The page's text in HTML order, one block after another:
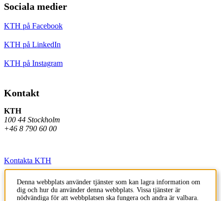
Sociala medier
KTH på Facebook
KTH på LinkedIn
KTH på Instagram
Kontakt
KTH
100 44 Stockholm
+46 8 790 60 00
Kontakta KTH
Jobba på KTH
Press och media
Denna webbplats använder tjänster som kan lagra information om
dig och hur du använder denna webbplats. Vissa tjänster är
nödvändiga för att webbplatsen ska fungera och andra är valbara.